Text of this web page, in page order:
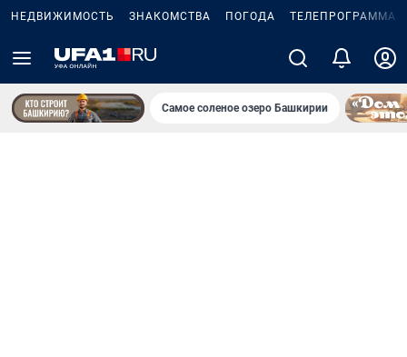
НЕДВИЖИМОСТЬ ЗНАКОМСТВА ПОГОДА ТЕЛЕПРОГРАММА
Самое соленое озеро Башкирии